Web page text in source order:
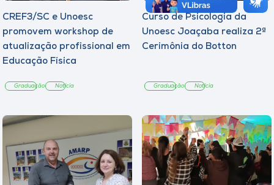
CREF3/SC e Unoesc
promovem workshop de
atualização profissional em
Educação Física
Graduação Notícia
Curso de Psicologia da
Unoesc Joaçaba realiza 2ª
Cerimônia do Botton
Graduação Notícia